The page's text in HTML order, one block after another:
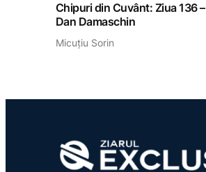
Chipuri din Cuvânt: Ziua 136
Dan Damaschin
Micuțiu Sorin